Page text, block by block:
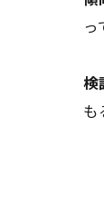
っ
検
も